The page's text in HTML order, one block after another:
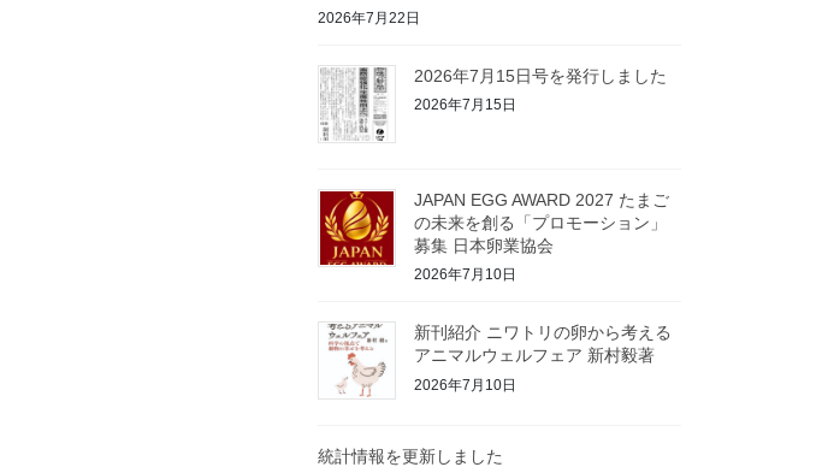
2026年7月22日
2026年7月15日号を発行しました
2026年7月15日
JAPAN EGG AWARD 2027 たまご
の未来を創る「プロモーション」
募集 日本卵業協会
2026年7月10日
新刊紹介 ニワトリの卵から考える
アニマルウェルフェア 新村毅著
2026年7月10日
統計情報を更新しました